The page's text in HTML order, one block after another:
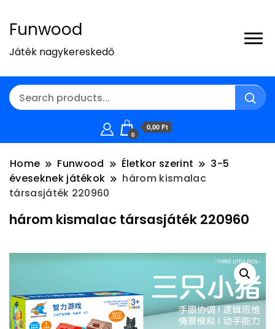
Funwood
Játék nagykereskedő
0
0,00 Ft
Home Funwood Életkor szerint
3-5
éveseknek játékok
három kismalac
társasjáték 220960
három kismalac társasjáték 220960